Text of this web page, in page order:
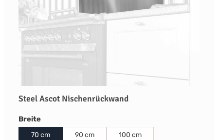
Steel Ascot Nischenrückwand
Breiteauswählen
70 cm 90 cm 100 cm